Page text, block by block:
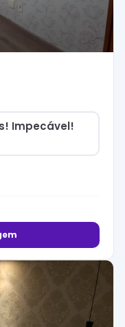
Impecável!